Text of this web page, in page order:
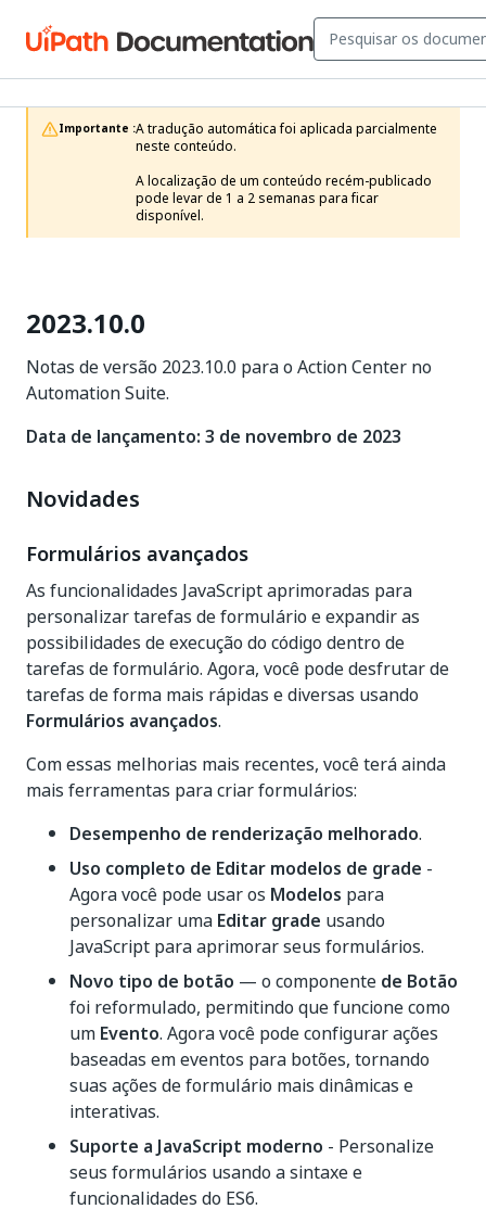
Importante :A tradução automática foi aplicada parcialmente
neste conteúdo.
A localização de um conteúdo recém-publicado
pode levar de 1 a 2 semanas para ficar
disponível.
2023.10.0
Notas de versão 2023.10.0 para o Action Center no
Automation Suite.
Data de lançamento: 3 de novembro de 2023
Novidades
Formulários avançados
As funcionalidades JavaScript aprimoradas para
personalizar tarefas de formulário e expandir as
possibilidades de execução do código dentro de
tarefas de formulário. Agora, você pode desfrutar de
tarefas de forma mais rápidas e diversas usando
Formulários avançados.
Com essas melhorias mais recentes, você terá ainda
mais ferramentas para criar formulários:
Desempenho de renderização melhorado.
Uso completo de Editar modelos de grade -
Agora você pode usar os Modelos para
personalizar uma Editar grade usando
JavaScript para aprimorar seus formulários.
Novo tipo de botão — o componente de Botão
foi reformulado, permitindo que funcione como
um Evento. Agora você pode configurar ações
baseadas em eventos para botões, tornando
suas ações de formulário mais dinâmicas e
interativas.
Suporte a JavaScript moderno - Personalize
seus formulários usando a sintaxe e
funcionalidades do ES6.